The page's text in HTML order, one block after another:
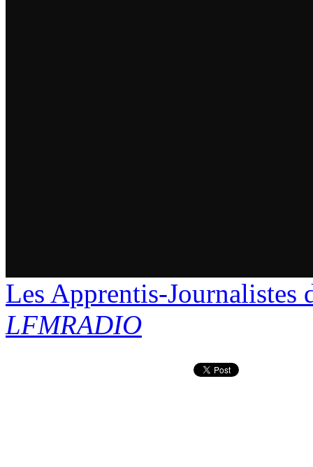
Les Apprentis-Journalistes
LFMRADIO